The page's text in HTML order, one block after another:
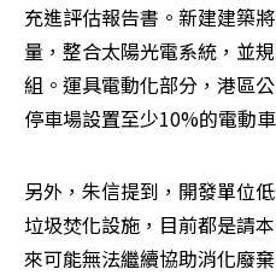
充進評估報告書。新建建築
量，整合太陽光電系統，並
組。運具電動化部分，港區
停車場設置至少10%的電動
另外，朱信提到，開發單位
垃圾焚化設施，目前都是請
來可能無法繼續協助消化廢